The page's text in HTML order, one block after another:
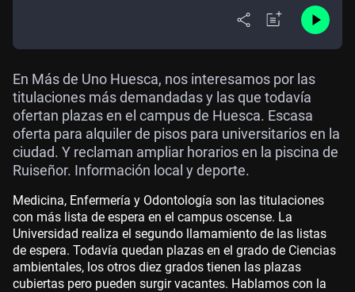
En Más de Uno Huesca, nos interesamos por las
titulaciones más demandadas y las que todavía
ofertan plazas en el campus de Huesca. Escasa
oferta para alquiler de pisos para universitarios en la
ciudad. Y reclaman ampliar horarios en la piscina de
Ruiseñor. Información local y deporte.
Medicina, Enfermería y Odontología son las titulaciones
con más lista de espera en el campus oscense. La
Universidad realiza el segundo llamamiento de las listas
de espera. Todavía quedan plazas en el grado de Ciencias
ambientales, los otros diez grados tienen las plazas
cubiertas pero pueden surgir vacantes. Hablamos con la